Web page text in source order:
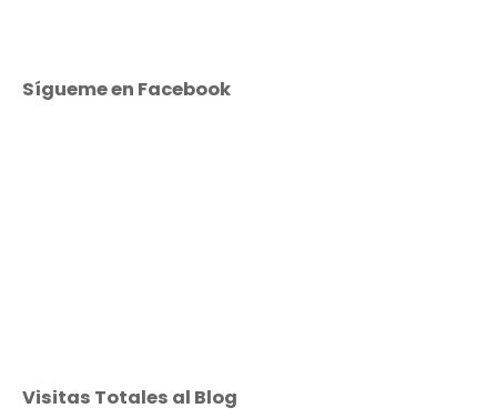
Sígueme en Facebook
Visitas Totales al Blog